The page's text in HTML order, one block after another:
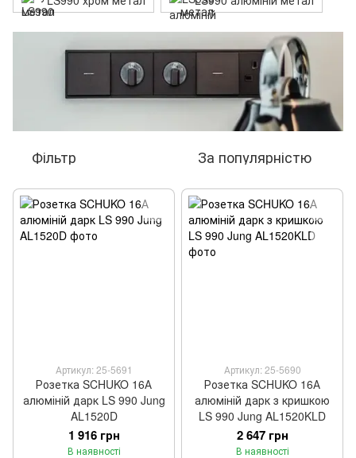
Фільтр За популярністю
Артикул: 25-5691
Розетка SCHUKO 16А
алюміній дарк LS 990 Jung
AL1520D
1 916 грн
В наявності
Артикул: 25-5690
Розетка SCHUKO 16А
алюміній дарк з кришкою
LS 990 Jung AL1520KLD
2 647 грн
В наявності